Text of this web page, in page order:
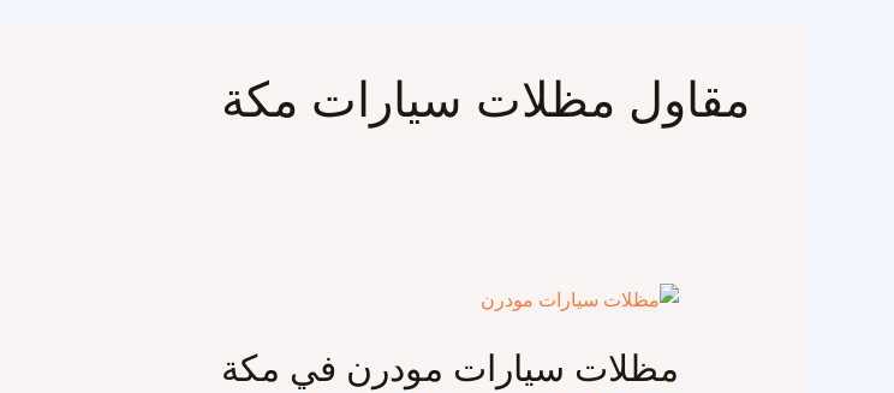
مقاول مظلات سيارات مكة
مظلات سيارات مودرن في مكة
مظلات
مودرن